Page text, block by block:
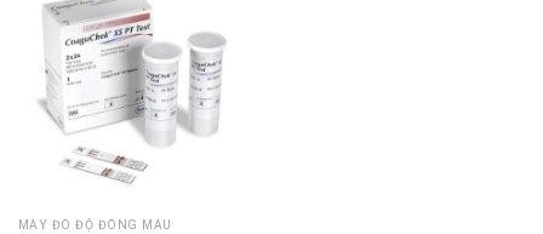
MÁY ĐO ĐỘ ĐÔNG MÁU